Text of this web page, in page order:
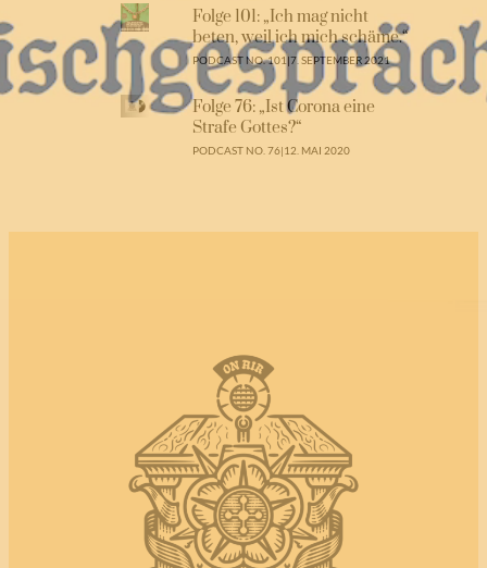
Folge 101: „Ich mag nicht
beten, weil ich mich schäme.“
PODCAST NO. 101 |7. SEPTEMBER 2021
Folge 76: „Ist Corona eine
Strafe Gottes?“
PODCAST NO. 76|12. MAI 2020